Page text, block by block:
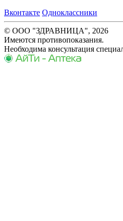
Вконтакте Одноклассники
© ООО "ЗДРАВНИЦА", 2026
Имеются противопоказания.
Необходима консультация